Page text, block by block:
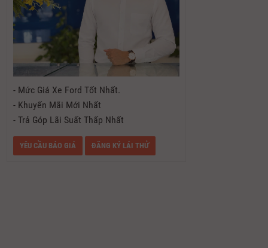
- Mức Giá Xe Ford Tốt Nhất.
- Khuyến Mãi Mới Nhất
- Trả Góp Lãi Suất Thấp Nhất
YÊU CẦU BÁO GIÁ ĐĂNG KÝ LÁI THỬ